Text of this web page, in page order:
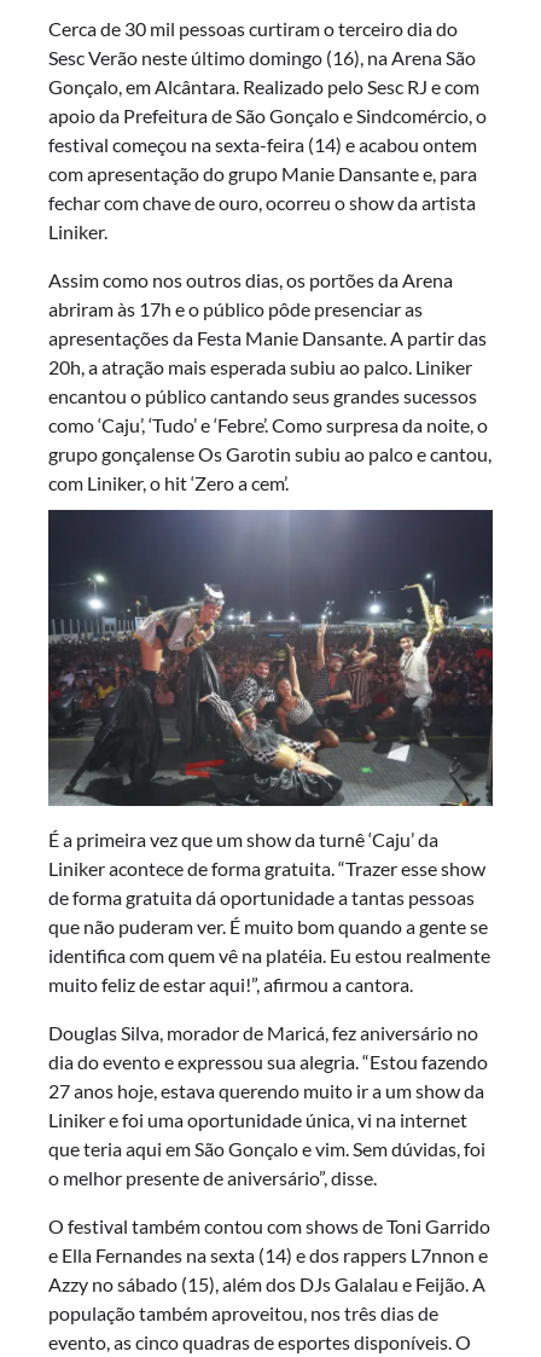
Cerca de 30 mil pessoas curtiram o terceiro dia do
Sesc Verão neste último domingo (16), na Arena São
Gonçalo, em Alcântara. Realizado pelo Sesc RJ e com
apoio da Prefeitura de São Gonçalo e Sindcomércio, o
festival começou na sexta-feira (14) e acabou ontem
com apresentação do grupo Manie Dansante e, para
fechar com chave de ouro, ocorreu o show da artista
Liniker.
Assim como nos outros dias, os portões da Arena
abriram às 17h e o público pôde presenciar as
apresentações da Festa Manie Dansante. A partir das
20h, a atração mais esperada subiu ao palco. Liniker
encantou o público cantando seus grandes sucessos
como ‘Caju’, ‘Tudo’ e ‘Febre’. Como surpresa da noite, o
grupo gonçalense Os Garotin subiu ao palco e cantou,
com Liniker, o hit ‘Zero a cem’.
É a primeira vez que um show da turnê ‘Caju’ da
Liniker acontece de forma gratuita. “Trazer esse show
de forma gratuita dá oportunidade a tantas pessoas
que não puderam ver. É muito bom quando a gente se
identifica com quem vê na platéia. Eu estou realmente
muito feliz de estar aqui!”, afirmou a cantora.
Douglas Silva, morador de Maricá, fez aniversário no
dia do evento e expressou sua alegria. “Estou fazendo
27 anos hoje, estava querendo muito ir a um show da
Liniker e foi uma oportunidade única, vi na internet
que teria aqui em São Gonçalo e vim. Sem dúvidas, foi
o melhor presente de aniversário”, disse.
O festival também contou com shows de Toni Garrido
e Ella Fernandes na sexta (14) e dos rappers L7nnon e
Azzy no sábado (15), além dos DJs Galalau e Feijão. A
população também aproveitou, nos três dias de
evento, as cinco quadras de esportes disponíveis. O